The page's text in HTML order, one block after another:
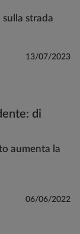
strada
13/07/2023
di
aumenta la
06/06/2022